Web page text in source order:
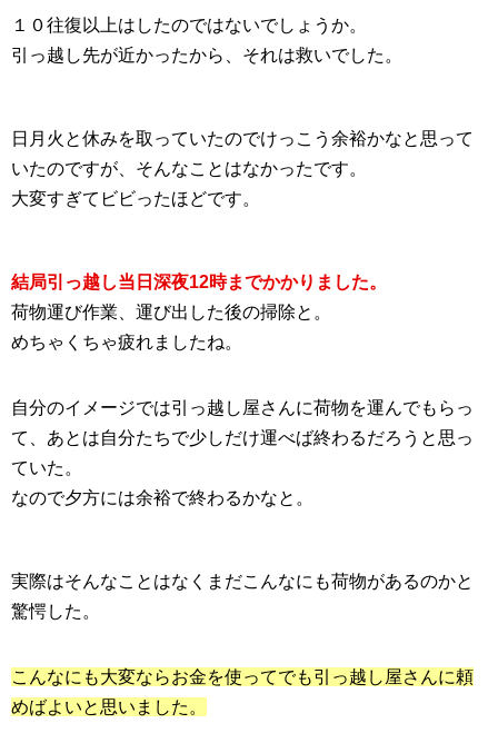
１０往復以上はしたのではないでしょうか。
引っ越し先が近かったから、それは救いでした。
日月火と休みを取っていたのでけっこう余裕かなと思って
いたのですが、そんなことはなかったです。
大変すぎてビビったほどです。
結局引っ越し当日深夜12時までかかりました。
荷物運び作業、運び出した後の掃除と。
めちゃくちゃ疲れましたね。
自分のイメージでは引っ越し屋さんに荷物を運んでもらっ
て、あとは自分たちで少しだけ運べば終わるだろうと思っ
ていた。
なので夕方には余裕で終わるかなと。
実際はそんなことはなくまだこんなにも荷物があるのかと
驚愕した。
こんなにも大変ならお金を使ってでも引っ越し屋さんに頼
めばよいと思いました。